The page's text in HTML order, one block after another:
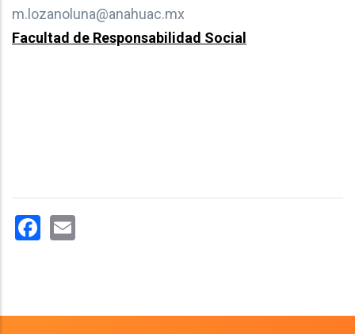
m.lozanoluna@anahuac.mx
Facultad de Responsabilidad Social
Facebook